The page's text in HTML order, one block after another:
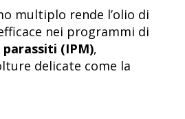
multiplo rende l’olio di
nei programmi di
(IPM),
delicate come la